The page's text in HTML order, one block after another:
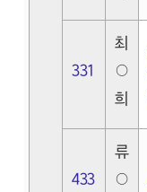
331
최
○
희
433
류
○